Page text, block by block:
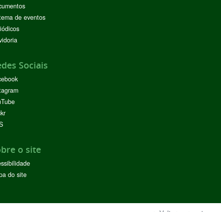
de eventos
Sociais
o site
do site